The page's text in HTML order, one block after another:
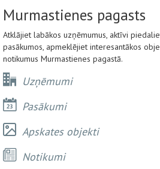
Murmastienes pagasts
Atklājiet labākos uzņēmumus, aktīvi
pasākumos, apmeklējiet interesantākos
notikumus Murmastienes pagastā.
Uzņēmumi
Pasākumi
Apskates objekti
Notikumi